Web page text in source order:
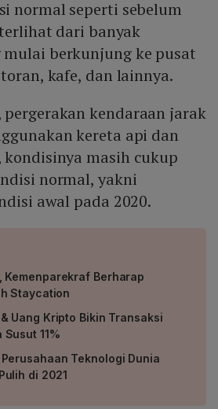
normal seperti sebelum
dari banyak
mulai berkunjung ke pusat
kafe, dan lainnya.
kendaraan jarak
kereta api dan
kondisinya masih cukup
normal, yakni
awal pada 2020.
Kemenparekraf Berharap
Staycation
Uang Kripto Bikin Transaksi
11%
Teknologi Dunia
di 2021